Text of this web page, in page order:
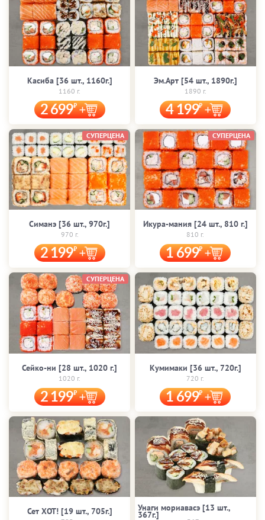
Касиба [36 шт., 1160г.]
1160 г.
2 699
Эм.Арт [54 шт., 1890г.]
1890 г.
4 199
Симанэ [36 шт., 970г.]
970 г.
2 199
СУПЕРЦЕНА
Икура-мания [24 шт., 810 г.]
810 г.
1 699
СУПЕРЦЕНА
Сейко-ни [28 шт., 1020 г.]
1020 г.
2 199
СУПЕРЦЕНА
Кумимаки [36 шт., 720г.]
720 г.
1 699
Сет ХОТ! [19 шт., 705г.] Унаги мориавасэ [13 шт.,
367г.]